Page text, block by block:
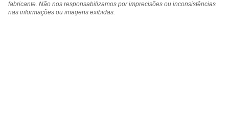
fabricante. Não nos responsabilizamos por imprecisões ou inconsistências
nas informações ou imagens exibidas.